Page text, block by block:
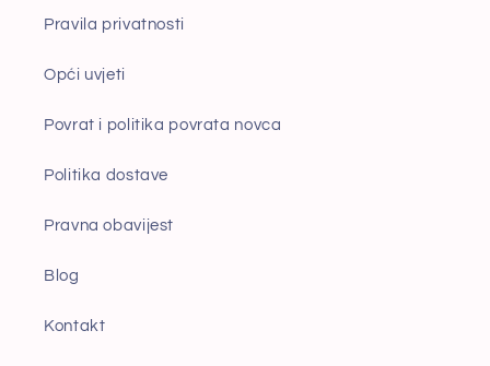
Pravila privatnosti
Opći uvjeti
Povrat i politika povrata novca
Politika dostave
Pravna obavijest
Blog
Kontakt